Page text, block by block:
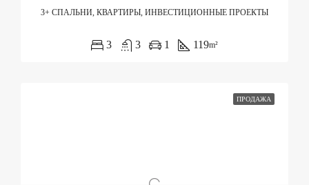
3+ СПАЛЬНИ, КВАРТИРЫ, ИНВЕСТИЦИОННЫЕ ПРОЕКТЫ
3 3 1 119m²
ПРОДАЖА